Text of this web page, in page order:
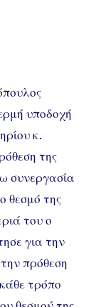
υποδοχή
κ.
της
συνεργασία
θεσμό της
του ο
για την
πρόθεση
τρόπο